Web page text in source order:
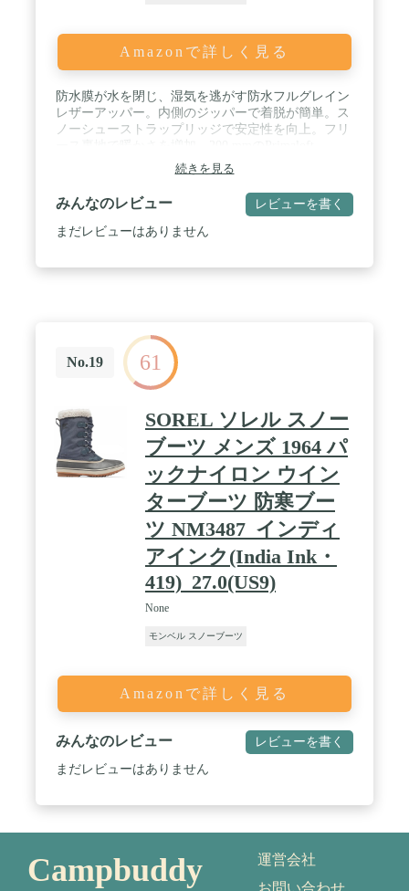
Amazonで詳しく見る
防水膜が水を閉じ、湿気を逃がす防水フルグレイン
レザーアッパー。内側のジッパーで着脱が簡単。ス
ノーシューストラップリッジで安定性を向上。フリ
Aerogelつま先の断熱。Kinetic Fit Base取り外し可能
な輪郭のインソール。かかと部分のMerrell Airクッ
ションが衝撃を吸収し、安定性を追加。軽量EVAフ
ォームミッドソール Vibram Arctic Grip。全天候型ア
ウトソールデザインで濡れたグリップ。 ミックス
続きを見る
みんなのレビュー レビューを書く
まだレビューはありません
No.19 61
SOREL ソレル スノー
ブーツ メンズ 1964 パ
ックナイロン ウイン
ターブーツ 防寒ブー
ツ NM3487_インディ
アインク(India Ink・
419)_27.0(US9)
None
モンベル スノーブーツ
Amazonで詳しく見る
みんなのレビュー レビューを書く
まだレビューはありません
Campbuddy
運営会社
お問い合わせ